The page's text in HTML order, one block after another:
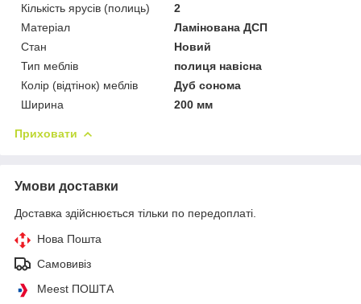
Кількість ярусів (полиць)
2
Матеріал
Ламінована ДСП
Стан
Новий
Тип меблів
полиця навісна
Колір (відтінок) меблів
Дуб сонома
Ширина
200 мм
Приховати
Умови доставки
Доставка здійснюється тільки по передоплаті.
Нова Пошта
Самовивіз
Meest ПОШТА